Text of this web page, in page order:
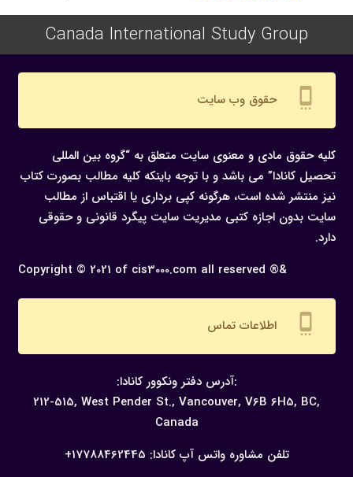
Canada International Study Group
settings_cell حقوق وب سایت
کلیه حقوق مادی و معنوی سایت متعلق به “گروه بین المللی
تحصیل کانادا” می باشد و با توجه باینکه کلیه مطالب بصورت کتاب
نیز منتشر شده است، هرگونه كپی برداری یا اقتباس از مطالب
سایت بدون اجازه كتبی مدیریت سایت پیگرد قانونی و حقوقی
دارد.
Copyright © 2021 of cis3000.com all reserved ®&
settings_cell اطلاعات تماس
:آدرس دفتر ونکوور کانادا:
212-515, West Pender St., Vancouver, V6B 6H5, BC,
Canada
تلفن مشاوره واتس آپ کانادا: 17788462445+